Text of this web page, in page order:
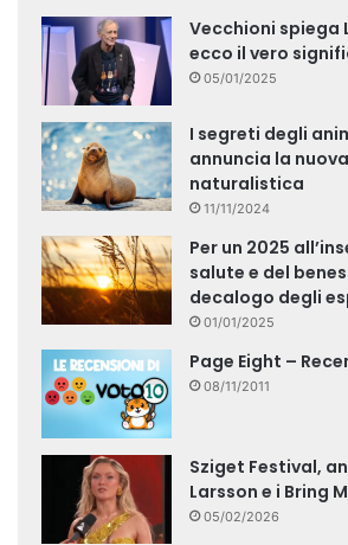
Vecchioni spiega
ecco il vero
05/01/2025
I segreti degli
annuncia la
naturalistica
11/11/2024
Per un 2025
salute e del
decalogo degli
01/01/2025
Page Eight –
08/11/2011
Sziget Festival,
Larsson e i Bring
05/02/2026